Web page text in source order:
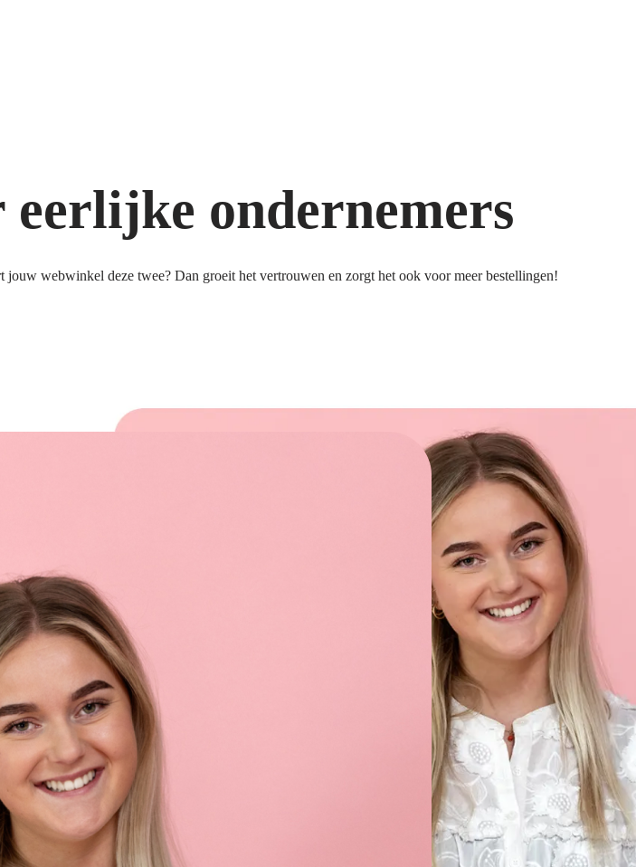
ondernemers
webwinkel deze twee? Dan groeit het vertrouwen en zorgt het ook voor meer bestellingen!